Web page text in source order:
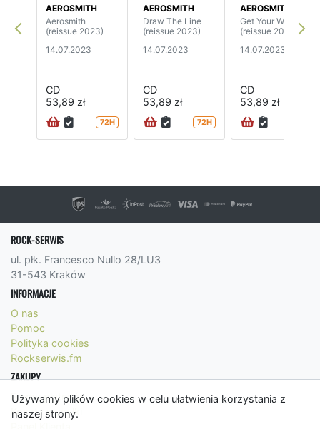
Używamy plików cookies w celu ułatwienia korzystania z
naszej strony.
AEROSMITH
Aerosmith
(reissue 2023)
14.07.2023
CD
53,89 zł
72H
AEROSMITH
Draw The Line
(reissue 2023)
14.07.2023
CD
53,89 zł
72H
AEROSMITH
Get Your Wings
(reissue 2023)
14.07.2023
CD
53,89 zł
ROCK-SERWIS
ul. płk. Francesco Nullo 28/LU3
31-543 Kraków
INFORMACJE
O nas
Pomoc
Polityka cookies
Rockserwis.fm
ZAKUPY
Formy płatności
Koszty wysyłki